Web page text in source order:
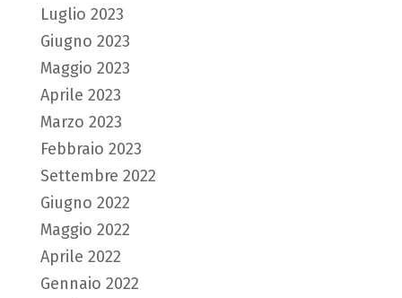
Luglio 2023
Giugno 2023
Maggio 2023
Aprile 2023
Marzo 2023
Febbraio 2023
Settembre 2022
Giugno 2022
Maggio 2022
Aprile 2022
Gennaio 2022